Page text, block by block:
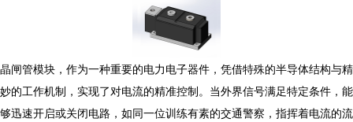
晶闸管模块，作为一种重要的电力电子器件，凭借特殊的半导体结构与精
妙的工作机制，实现了对电流的精准控制。当外界信号满足特定条件，能
够迅速开启或关闭电路，如同一位训练有素的交通警察，指挥着电流的流